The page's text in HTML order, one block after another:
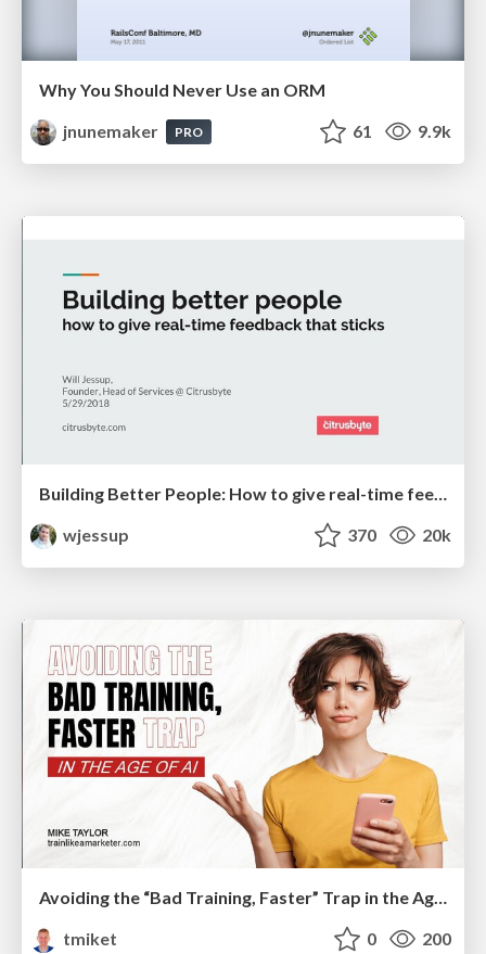
Why You Should Never Use an ORM
jnunemaker
PRO 61 9.9k
Building Better People: How to give real-time feedback that sticks.
wjessup
370 20k
Avoiding the “Bad Training, Faster” Trap in the Age of AI
tmiket
0 200